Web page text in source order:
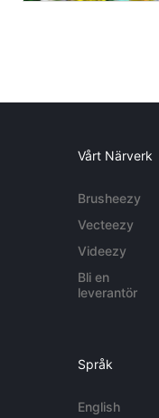
Vårt Närverk
Brusheezy
Vecteezy
Videezy
Bli en
leverantör
Språk
English